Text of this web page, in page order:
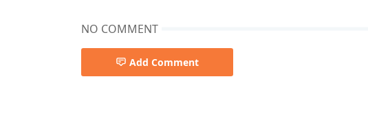
NO COMMENT
Add Comment